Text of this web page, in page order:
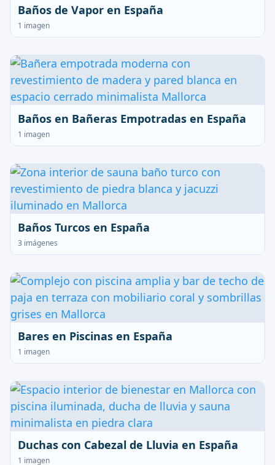
Baños de Vapor en España
1 imagen
Baños en Bañeras Empotradas en España
1 imagen
Baños Turcos en España
3 imágenes
Bares en Piscinas en España
1 imagen
Duchas con Cabezal de Lluvia en España
1 imagen